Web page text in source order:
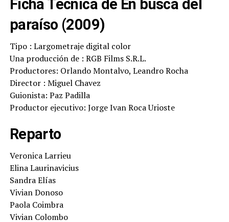
Ficha Técnica de En busca del
paraíso (2009)
Tipo : Largometraje digital color
Una producción de : RGB Films S.R.L.
Productores: Orlando Montalvo, Leandro Rocha
Director : Miguel Chavez
Guionista: Paz Padilla
Productor ejecutivo: Jorge Ivan Roca Urioste
Reparto
Veronica Larrieu
Elina Laurinavicius
Sandra Elías
Vivian Donoso
Paola Coimbra
Vivian Colombo